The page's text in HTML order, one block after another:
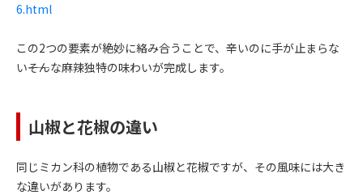
6.html
この2つの要素が絶妙に絡み合うことで、辛いのに手が止まらな
い――そんな麻辣独特の味わいが完成します。
山椒と花椒の違い
同じミカン科の植物である山椒と花椒ですが、その風味には大き
な違いがあります。